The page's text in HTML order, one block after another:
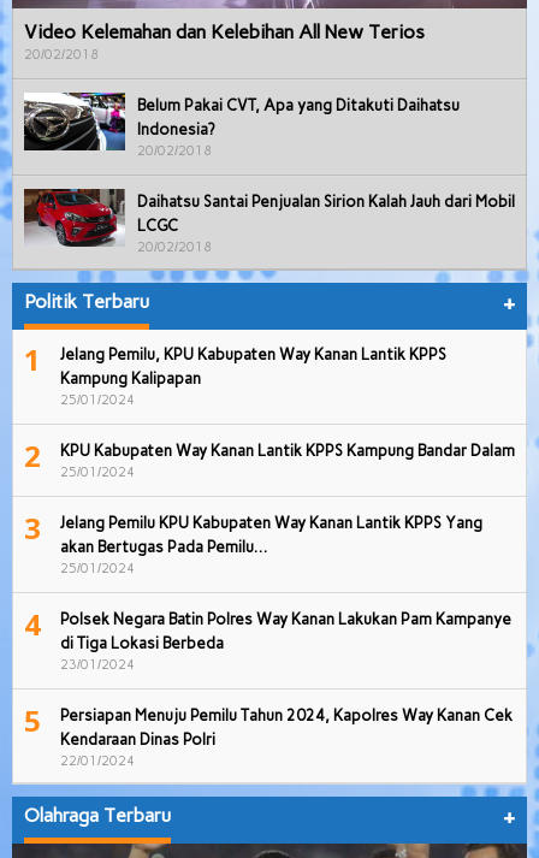
Video Kelemahan dan Kelebihan All New Terios
20/02/2018
Belum Pakai CVT, Apa yang Ditakuti Daihatsu
Indonesia?
20/02/2018
Daihatsu Santai Penjualan Sirion Kalah Jauh dari Mobil
LCGC
20/02/2018
Politik Terbaru +
1
Jelang Pemilu, KPU Kabupaten Way Kanan Lantik KPPS
Kampung Kalipapan
25/01/2024
2 KPU Kabupaten Way Kanan Lantik KPPS Kampung Bandar Dalam
25/01/2024
3
Jelang Pemilu KPU Kabupaten Way Kanan Lantik KPPS Yang
akan Bertugas Pada Pemilu…
25/01/2024
4
Polsek Negara Batin Polres Way Kanan Lakukan Pam Kampanye
di Tiga Lokasi Berbeda
23/01/2024
5
Persiapan Menuju Pemilu Tahun 2024, Kapolres Way Kanan Cek
Kendaraan Dinas Polri
22/01/2024
Olahraga Terbaru +